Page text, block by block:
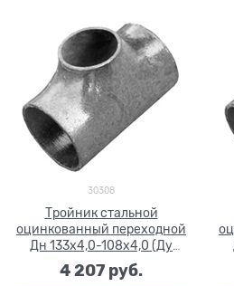
30308
Тройник стальной
оцинкованный переходной
Дн 133х4,0-108х4,0 (Ду
125х100) бесшовный ГОСТ
17376-2001
4 207 руб.